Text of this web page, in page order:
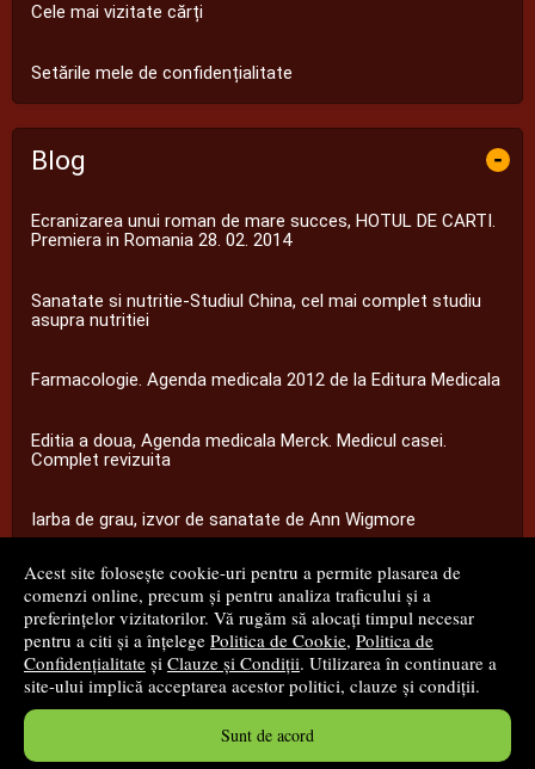
Acest site folosește cookie-uri pentru a permite plasarea de
comenzi online, precum și pentru analiza traficului și a
preferințelor vizitatorilor. Vă rugăm să alocați timpul necesar
pentru a citi și a înțelege Politica de Cookie, Politica de
Confidențialitate și Clauze și Condiții. Utilizarea în continuare a
site-ului implică acceptarea acestor politici, clauze și condiții.
Sunt de acord
Cele mai vizitate cărți
Setările mele de confidențialitate
Blog -
Ecranizarea unui roman de mare succes, HOTUL DE CARTI.
Premiera in Romania 28. 02. 2014
Sanatate si nutritie-Studiul China, cel mai complet studiu
asupra nutritiei
Farmacologie. Agenda medicala 2012 de la Editura Medicala
Editia a doua, Agenda medicala Merck. Medicul casei.
Complet revizuita
Iarba de grau, izvor de sanatate de Ann Wigmore
...toate știrile
© 2008 - 2026S.C. M.G. Net Distribution S.R.L.
Magazin onlinecreat deVital Soft